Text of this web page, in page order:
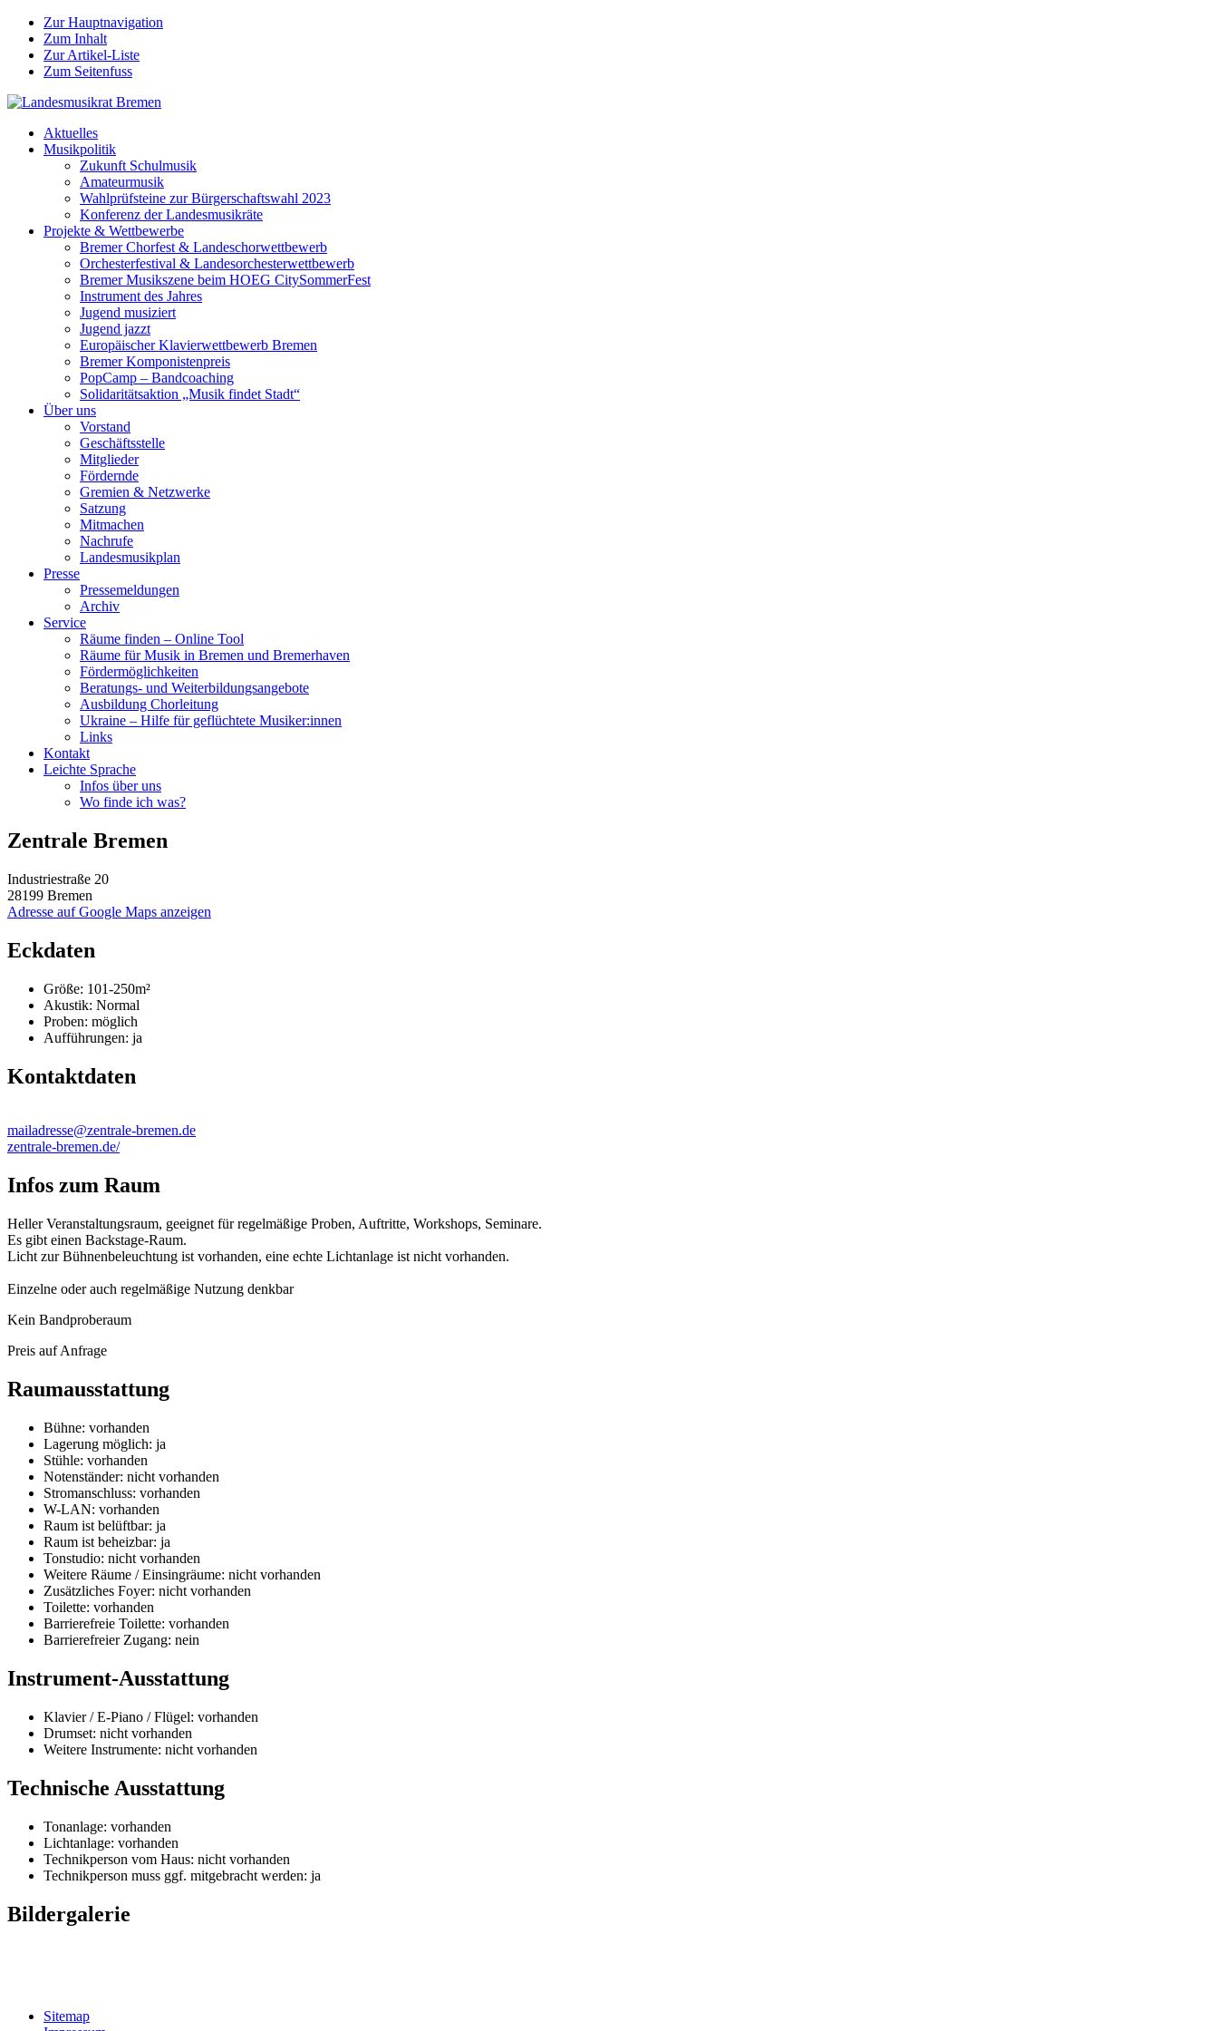
Zur Hauptnavigation
Zum Inhalt
Zur Artikel-Liste
Zum Seitenfuss
Aktuelles
Musikpolitik
Zukunft Schulmusik
Amateurmusik
Wahlprüfsteine zur Bürgerschaftswahl 2023
Konferenz der Landesmusikräte
Projekte & Wettbewerbe
Bremer Chorfest & Landeschorwettbewerb
Orchesterfestival & Landesorchesterwettbewerb
Bremer Musikszene beim HOEG CitySommerFest
Instrument des Jahres
Jugend musiziert
Jugend jazzt
Europäischer Klavierwettbewerb Bremen
Bremer Komponistenpreis
PopCamp – Bandcoaching
Solidaritätsaktion „Musik findet Stadt“
Über uns
Vorstand
Geschäftsstelle
Mitglieder
Fördernde
Gremien & Netzwerke
Satzung
Mitmachen
Nachrufe
Landesmusikplan
Presse
Pressemeldungen
Archiv
Service
Räume finden – Online Tool
Räume für Musik in Bremen und Bremerhaven
Fördermöglichkeiten
Beratungs- und Weiterbildungsangebote
Ausbildung Chorleitung
Ukraine – Hilfe für geflüchtete Musiker:innen
Links
Kontakt
Leichte Sprache
Infos über uns
Wo finde ich was?
Zentrale Bremen
Industriestraße 20
28199 Bremen
Adresse auf Google Maps anzeigen
Eckdaten
Größe: 101-250m²
Akustik: Normal
Proben: möglich
Aufführungen: ja
Kontaktdaten
mailadresse@zentrale-bremen.de
zentrale-bremen.de/
Infos zum Raum
Heller Veranstaltungsraum, geeignet für regelmäßige Proben, Auftritte, Workshops, Seminare.
Es gibt einen Backstage-Raum.
Licht zur Bühnenbeleuchtung ist vorhanden, eine echte Lichtanlage ist nicht vorhanden.
Einzelne oder auch regelmäßige Nutzung denkbar
Kein Bandproberaum
Preis auf Anfrage
Raumausstattung
Bühne: vorhanden
Lagerung möglich: ja
Stühle: vorhanden
Notenständer: nicht vorhanden
Stromanschluss: vorhanden
W-LAN: vorhanden
Raum ist belüftbar: ja
Raum ist beheizbar: ja
Tonstudio: nicht vorhanden
Weitere Räume / Einsingräume: nicht vorhanden
Zusätzliches Foyer: nicht vorhanden
Toilette: vorhanden
Barrierefreie Toilette: vorhanden
Barrierefreier Zugang: nein
Instrument-Ausstattung
Klavier / E-Piano / Flügel: vorhanden
Drumset: nicht vorhanden
Weitere Instrumente: nicht vorhanden
Technische Ausstattung
Tonanlage: vorhanden
Lichtanlage: vorhanden
Technikperson vom Haus: nicht vorhanden
Technikperson muss ggf. mitgebracht werden: ja
Bildergalerie
Sitemap